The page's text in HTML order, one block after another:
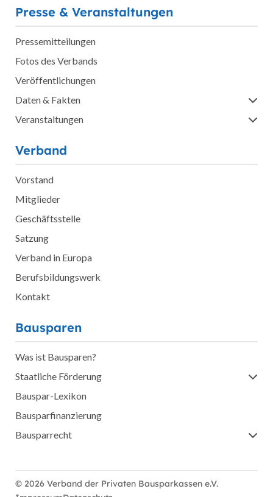
Presse & Veranstaltungen
Pressemitteilungen
Fotos des Verbands
Veröffentlichungen
Daten & Fakten
Veranstaltungen
Verband
Vorstand
Mitglieder
Geschäftsstelle
Satzung
Verband in Europa
Berufsbildungswerk
Kontakt
Bausparen
Was ist Bausparen?
Staatliche Förderung
Bauspar-Lexikon
Bausparfinanzierung
Bausparrecht
© 2026 Verband der Privaten Bausparkassen e.V.